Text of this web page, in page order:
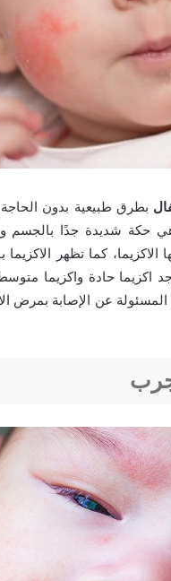
بطرق طبيعية بدون
هي حكة شديدة جدًا بالجسم
الاكزيما، كما تظهر
اكزيما حادة واكزيما
عن الإصابة بمرض